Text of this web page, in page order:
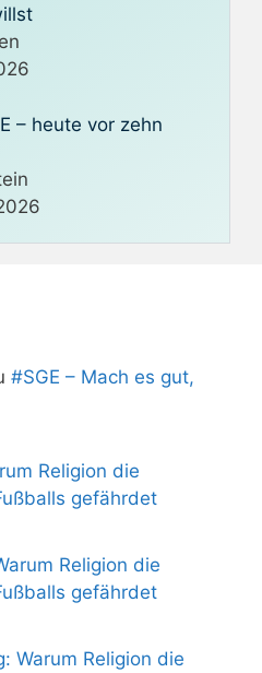
– heute vor zehn
#SGE – Mach es gut,
Religion die
gefährdet
Religion die
gefährdet
Warum Religion die